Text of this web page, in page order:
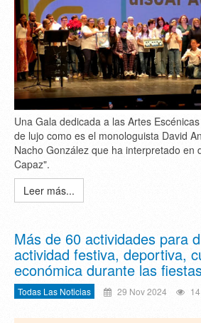
Una Gala dedicada a las Artes
de lujo como es el monologuista David
Nacho González que ha interpretado en
Capaz".
Leer más...
Más de 60 actividades para
actividad festiva, deportiva,
económica durante las
Todas Las Noticias 29 Nov 2024